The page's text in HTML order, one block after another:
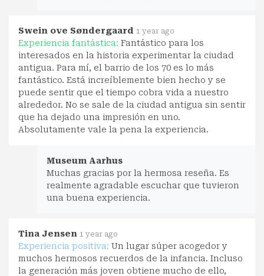
Swein ove Søndergaard 1 year ago
Experiencia fantástica: Fantástico para los
interesados en la historia experimentar la ciudad
antigua. Para mí, el barrio de los 70 es lo más
fantástico. Está increíblemente bien hecho y se
puede sentir que el tiempo cobra vida a nuestro
alrededor. No se sale de la ciudad antigua sin sentir
que ha dejado una impresión en uno.
Absolutamente vale la pena la experiencia.
Museum Aarhus
Muchas gracias por la hermosa reseña. Es
realmente agradable escuchar que tuvieron
una buena experiencia.
Tina Jensen 1 year ago
Experiencia positiva: Un lugar súper acogedor y
muchos hermosos recuerdos de la infancia. Incluso
la generación más joven obtiene mucho de ello,